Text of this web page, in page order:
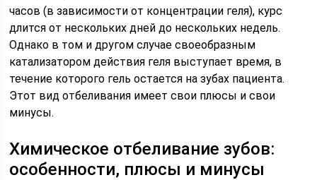
часов (в зависимости от концентрации геля), курс
длится от нескольких дней до нескольких недель.
Однако в том и другом случае своеобразным
катализатором действия геля выступает время, в
течение которого гель остается на зубах пациента.
Этот вид отбеливания имеет свои плюсы и свои
минусы.
Химическое отбеливание зубов:
особенности, плюсы и минусы